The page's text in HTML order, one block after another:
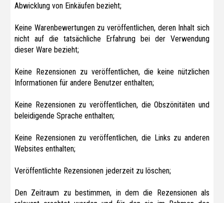
Abwicklung von Einkäufen bezieht;
Keine Warenbewertungen zu veröffentlichen, deren Inhalt sich
nicht auf die tatsächliche Erfahrung bei der Verwendung
dieser Ware bezieht;
Keine Rezensionen zu veröffentlichen, die keine nützlichen
Informationen für andere Benutzer enthalten;
Keine Rezensionen zu veröffentlichen, die Obszönitäten und
beleidigende Sprache enthalten;
Keine Rezensionen zu veröffentlichen, die Links zu anderen
Websites enthalten;
Veröffentlichte Rezensionen jederzeit zu löschen;
Den Zeitraum zu bestimmen, in dem die Rezensionen als